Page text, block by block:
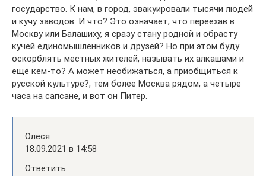
государство. К нам, в город, эвакуировали тысячи людей
и кучу заводов. И что? Это означает, что переехав в
Москву или Балашиху, я сразу стану родной и обрасту
кучей единомышленников и друзей? Но при этом буду
оскорблять местных жителей, называть их алкашами и
ещё кем-то? А может необижаться, а приобщиться к
русской культуре?, тем более Москва рядом, а четыре
часа на сапсане, и вот он Питер.
Олеся
18.09.2021 в 14:58
Ответить